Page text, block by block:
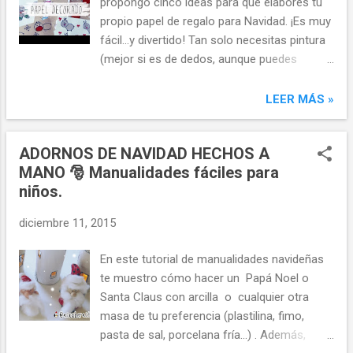
propio papel de regalo para Navidad. ¡Es muy
fácil...y divertido! Tan solo necesitas pintura
(mejor si es de dedos, aunque puedes
colores y papel liso. En el vídeo yo he
de para envolver regalos, puedes utilizar el
papel personalizado en tus proyectos
navideños de scrapbook, tarjetería,
fácil, seguro que los más pequeños de la
propios diseños e ideas. ¡Toma nota y a
decorar! ¡Espero que te haya gustado mi
idea! Si quieres ver más vídeos como este,
visita mi canal de Youtube . ➳Vídeo
anterior
LEER MÁS »
ADORNOS DE NAVIDAD HECHOS A
MANO 🎅 Manualidades fáciles para
niños.
diciembre 11, 2015
En este tutorial de manualidades navideñas
te muestro cómo hacer un Papá Noel o
Santa Claus con arcilla o cualquier otra
masa de tu preferencia (plastilina, fimo,
pasta de sal, porcelana fría...) . Además,